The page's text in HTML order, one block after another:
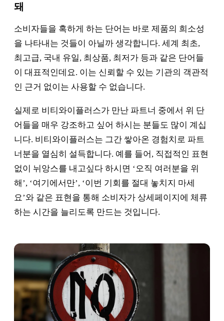
돼
소비자들을 혹하게 하는 단어는 바로 제품의 희소성
을 나타내는 것들이 아닐까 생각합니다. 세계 최초,
최고급, 국내 유일, 최상품, 최저가 등과 같은 단어들
이 대표적인데요. 이는 신뢰할 수 있는 기관의 객관적
인 근거 없이는 사용할 수 없습니다.
실제로 비티와이플러스가 만난 파트너 중에서 위 단
어들을 매우 강조하고 싶어 하시는 분들도 많이 계십
니다. 비티와이플러스는 그간 쌓아온 경험치로 파트
너분을 열심히 설득합니다. 예를 들어, 직접적인 표현
없이 뉘앙스를 내고싶다 하시면 ‘오직 여러분을 위
해’, ‘여기에서만’, ‘이번 기회를 절대 놓치지 마세
요’와 같은 표현을 통해 소비자가 상세페이지에 체류
하는 시간을 늘리도록 만드는 것입니다.